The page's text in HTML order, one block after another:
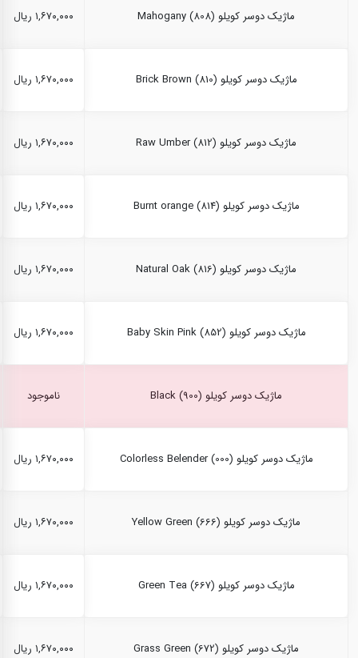
ماژیک دوسر کویلو Mahogany (808) ۱,۶۷۰,۰۰۰ ریال
ماژیک دوسر کویلو Brick Brown (810) ۱,۶۷۰,۰۰۰ ریال
ماژیک دوسر کویلو Raw Umber (812) ۱,۶۷۰,۰۰۰ ریال
ماژیک دوسر کویلو Burnt orange (814) ۱,۶۷۰,۰۰۰ ریال
ماژیک دوسر کویلو Natural Oak (816) ۱,۶۷۰,۰۰۰ ریال
ماژیک دوسر کویلو Baby Skin Pink (852) ۱,۶۷۰,۰۰۰ ریال
ماژیک دوسر کویلو Black (900) ناموجود
ماژیک دوسر کویلو Colorless Belender (000) ۱,۶۷۰,۰۰۰ ریال
ماژیک دوسر کویلو Yellow Green (666) ۱,۶۷۰,۰۰۰ ریال
ماژیک دوسر کویلو Green Tea (667) ۱,۶۷۰,۰۰۰ ریال
ماژیک دوسر کویلو Grass Green (672) ۱,۶۷۰,۰۰۰ ریال